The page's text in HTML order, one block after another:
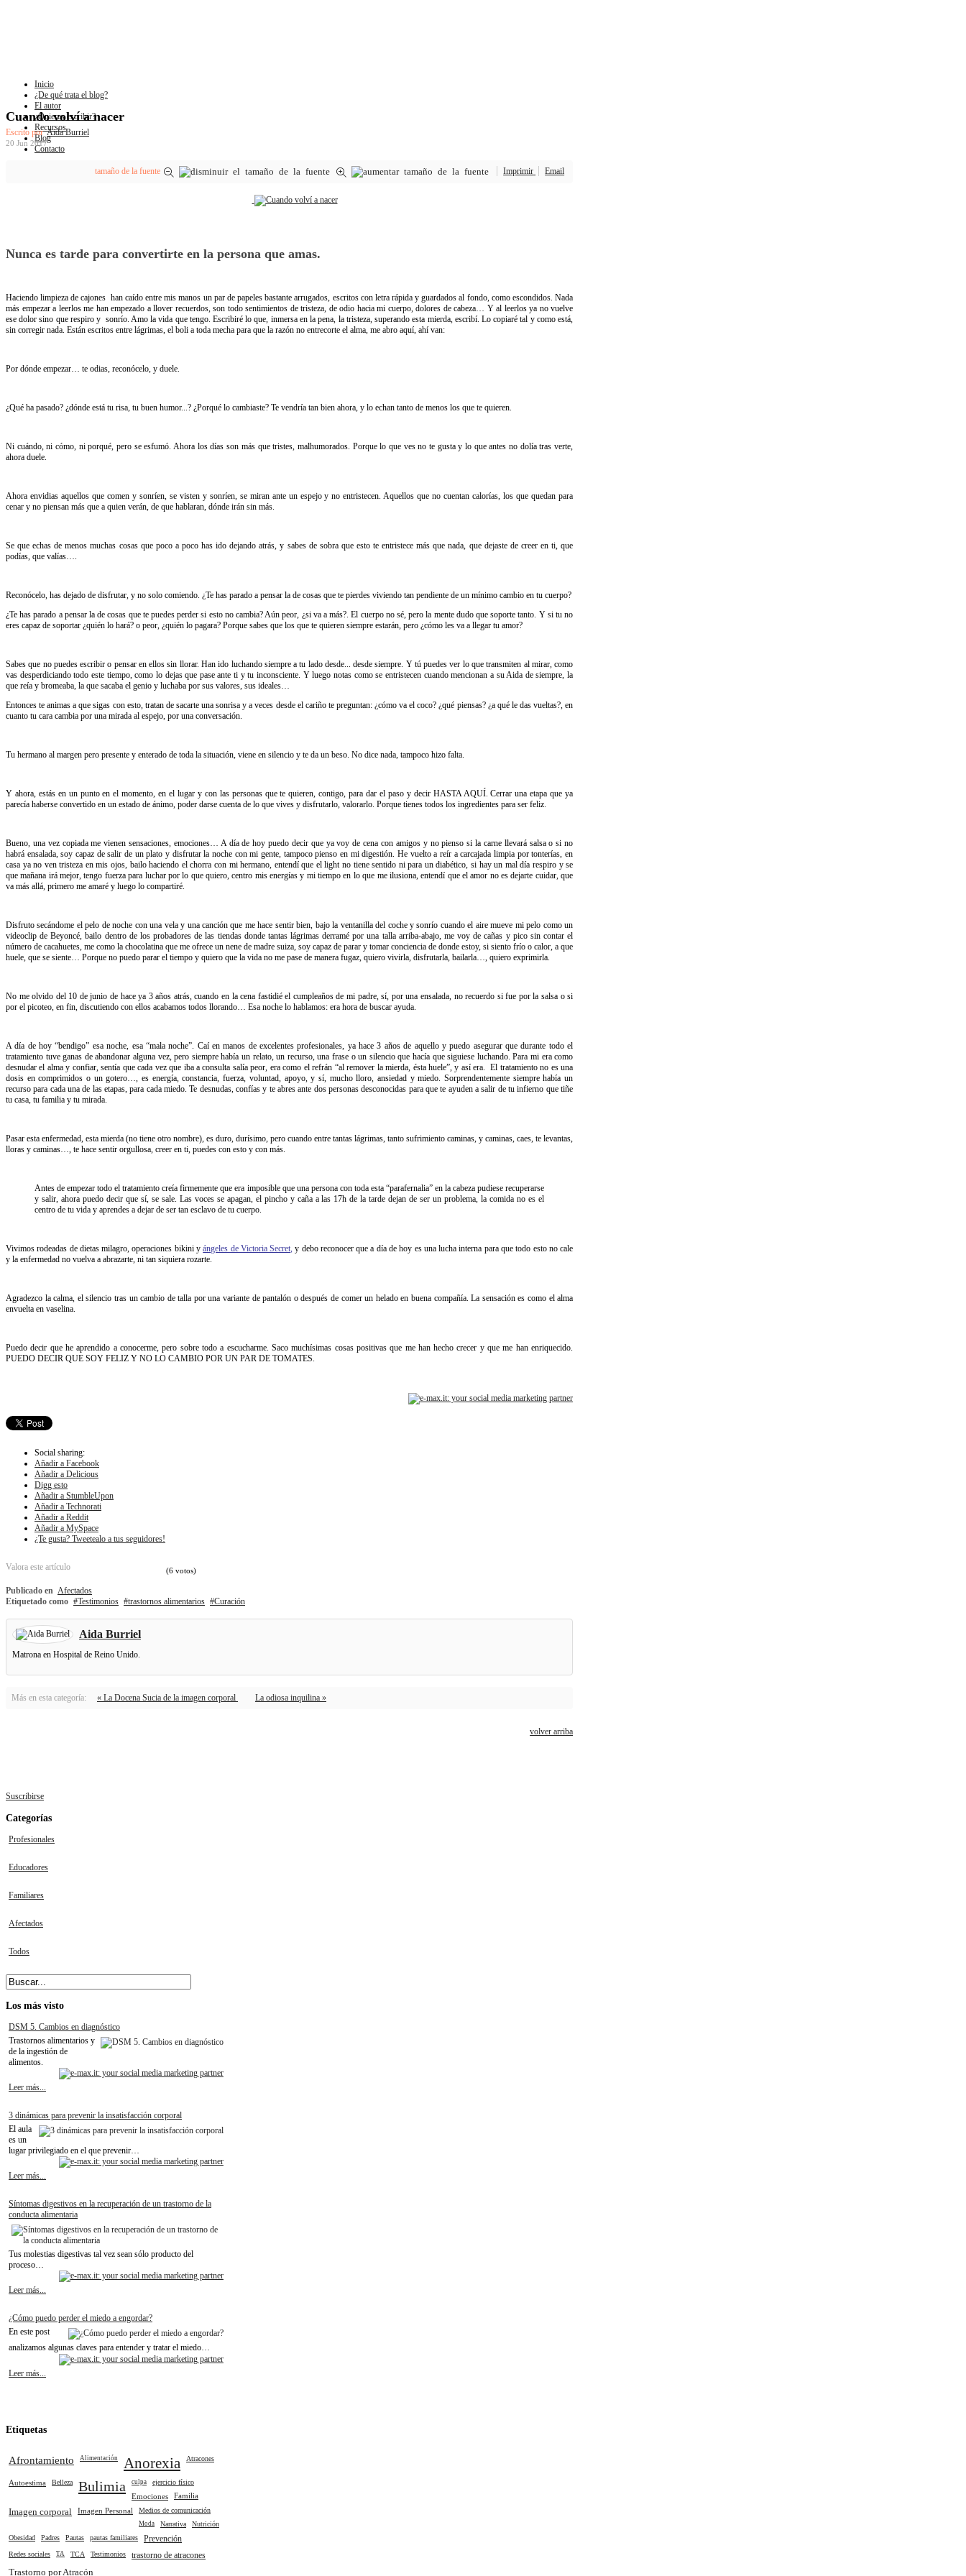
Inicio
¿De qué trata el blog?
El autor
¿Quieres escribir?
Recursos
Blog
Contacto
Cuando volví a nacer
Escrito por Aida Burriel
20 Jun 2017
tamaño de la fuente Imprimir Email
Nunca es tarde para convertirte en la persona que amas.
Haciendo limpieza de cajones han caído entre mis manos un par de papeles bastante arrugados, escritos con letra rápida y guardados al fondo, como escondidos. Nada
más empezar a leerlos me han empezado a llover recuerdos, son todo sentimientos de tristeza, de odio hacia mi cuerpo, dolores de cabeza… Y al leerlos ya no vuelve
ese dolor sino que respiro y sonrío. Amo la vida que tengo. Escribiré lo que, inmersa en la pena, la tristeza, superando esta mierda, escribí. Lo copiaré tal y como está,
sin corregir nada. Están escritos entre lágrimas, el boli a toda mecha para que la razón no entrecorte el alma, me abro aquí, ahí van:
Por dónde empezar… te odias, reconócelo, y duele.
¿Qué ha pasado? ¿dónde está tu risa, tu buen humor...? ¿Porqué lo cambiaste? Te vendría tan bien ahora, y lo echan tanto de menos los que te quieren.
Ni cuándo, ni cómo, ni porqué, pero se esfumó. Ahora los días son más que tristes, malhumorados. Porque lo que ves no te gusta y lo que antes no dolía tras verte,
ahora duele.
Ahora envidias aquellos que comen y sonríen, se visten y sonríen, se miran ante un espejo y no entristecen. Aquellos que no cuentan calorías, los que quedan para
cenar y no piensan más que a quien verán, de que hablaran, dónde irán sin más.
Se que echas de menos muchas cosas que poco a poco has ido dejando atrás, y sabes de sobra que esto te entristece más que nada, que dejaste de creer en ti, que
podías, que valías….
Reconócelo, has dejado de disfrutar, y no solo comiendo. ¿Te has parado a pensar la de cosas que te pierdes viviendo tan pendiente de un mínimo cambio en tu cuerpo?
¿Te has parado a pensar la de cosas que te puedes perder si esto no cambia? Aún peor, ¿si va a más?. El cuerpo no sé, pero la mente dudo que soporte tanto. Y si tu no
eres capaz de soportar ¿quién lo hará? o peor, ¿quién lo pagara? Porque sabes que los que te quieren siempre estarán, pero ¿cómo les va a llegar tu amor?
Sabes que no puedes escribir o pensar en ellos sin llorar. Han ido luchando siempre a tu lado desde... desde siempre. Y tú puedes ver lo que transmiten al mirar, como
vas desperdiciando todo este tiempo, como lo dejas que pase ante ti y tu inconsciente. Y luego notas como se entristecen cuando mencionan a su Aida de siempre, la
que reía y bromeaba, la que sacaba el genio y luchaba por sus valores, sus ideales…
Entonces te animas a que sigas con esto, tratan de sacarte una sonrisa y a veces desde el cariño te preguntan: ¿cómo va el coco? ¿qué piensas? ¿a qué le das vueltas?, en
cuanto tu cara cambia por una mirada al espejo, por una conversación.
Tu hermano al margen pero presente y enterado de toda la situación, viene en silencio y te da un beso. No dice nada, tampoco hizo falta.
Y ahora, estás en un punto en el momento, en el lugar y con las personas que te quieren, contigo, para dar el paso y decir HASTA AQUÍ. Cerrar una etapa que ya
parecía haberse convertido en un estado de ánimo, poder darse cuenta de lo que vives y disfrutarlo, valorarlo. Porque tienes todos los ingredientes para ser feliz.
Bueno, una vez copiada me vienen sensaciones, emociones… A día de hoy puedo decir que ya voy de cena con amigos y no pienso si la carne llevará salsa o si no
habrá ensalada, soy capaz de salir de un plato y disfrutar la noche con mi gente, tampoco pienso en mi digestión. He vuelto a reír a carcajada limpia por tonterías, en
casa ya no ven tristeza en mis ojos, bailo haciendo el chorra con mi hermano, entendí que el light no tiene sentido ni para un diabético, si hay un mal día respiro y se
que mañana irá mejor, tengo fuerza para luchar por lo que quiero, centro mis energías y mi tiempo en lo que me ilusiona, entendí que el amor no es dejarte cuidar, que
va más allá, primero me amaré y luego lo compartiré.
Disfruto secándome el pelo de noche con una vela y una canción que me hace sentir bien, bajo la ventanilla del coche y sonrío cuando el aire mueve mi pelo como un
videoclip de Beyoncé, bailo dentro de los probadores de las tiendas donde tantas lágrimas derramé por una talla arriba-abajo, me voy de cañas y pico sin contar el
número de cacahuetes, me como la chocolatina que me ofrece un nene de madre suiza, soy capaz de parar y tomar conciencia de donde estoy, si siento frío o calor, a que
huele, que se siente… Porque no puedo parar el tiempo y quiero que la vida no me pase de manera fugaz, quiero vivirla, disfrutarla, bailarla…, quiero exprimirla.
No me olvido del 10 de junio de hace ya 3 años atrás, cuando en la cena fastidié el cumpleaños de mi padre, sí, por una ensalada, no recuerdo si fue por la salsa o si
por el picoteo, en fin, discutiendo con ellos acabamos todos llorando… Esa noche lo hablamos: era hora de buscar ayuda.
A día de hoy “bendigo” esa noche, esa “mala noche”. Caí en manos de excelentes profesionales, ya hace 3 años de aquello y puedo asegurar que durante todo el
tratamiento tuve ganas de abandonar alguna vez, pero siempre había un relato, un recurso, una frase o un silencio que hacía que siguiese luchando. Para mi era como
desnudar el alma y confiar, sentía que cada vez que iba a consulta salía peor, era como el refrán “al remover la mierda, ésta huele”, y así era. El tratamiento no es una
dosis en comprimidos o un gotero…, es energía, constancia, fuerza, voluntad, apoyo, y sí, mucho lloro, ansiedad y miedo. Sorprendentemente siempre había un
recurso para cada una de las etapas, para cada miedo. Te desnudas, confías y te abres ante dos personas desconocidas para que te ayuden a salir de tu infierno que tiñe
tu casa, tu familia y tu mirada.
Pasar esta enfermedad, esta mierda (no tiene otro nombre), es duro, durísimo, pero cuando entre tantas lágrimas, tanto sufrimiento caminas, y caminas, caes, te levantas,
lloras y caminas…, te hace sentir orgullosa, creer en ti, puedes con esto y con más.
Antes de empezar todo el tratamiento creía firmemente que era imposible que una persona con toda esta “parafernalia” en la cabeza pudiese recuperarse
y salir, ahora puedo decir que sí, se sale. Las voces se apagan, el pincho y caña a las 17h de la tarde dejan de ser un problema, la comida no es el
centro de tu vida y aprendes a dejar de ser tan esclavo de tu cuerpo.
Vivimos rodeadas de dietas milagro, operaciones bikini yángeles de Victoria Secret, y debo reconocer que a día de hoy es una lucha interna para que todo esto no cale
y la enfermedad no vuelva a abrazarte, ni tan siquiera rozarte.
Agradezco la calma, el silencio tras un cambio de talla por una variante de pantalón o después de comer un helado en buena compañía. La sensación es como el alma
envuelta en vaselina.
Puedo decir que he aprendido a conocerme, pero sobre todo a escucharme. Saco muchísimas cosas positivas que me han hecho crecer y que me han enriquecido.
PUEDO DECIR QUE SOY FELIZ Y NO LO CAMBIO POR UN PAR DE TOMATES.
Social sharing:
Añadir a Facebook
Añadir a Delicious
Digg esto
Añadir a StumbleUpon
Añadir a Technorati
Añadir a Reddit
Añadir a MySpace
¿Te gusta? Tweetealo a tus seguidores!
Valora este artículo (6 votos)
Publicado en Afectados
Etiquetado como
Testimonios trastornos alimentarios Curación
Aida Burriel
Matrona en Hospital de Reino Unido.
Más en esta categoría: « La Docena Sucia de la imagen corporal La odiosa inquilina »
volver arriba
Suscribirse
Categorías
Profesionales
Educadores
Familiares
Afectados
Todos
Los más visto
DSM 5. Cambios en diagnóstico
Trastornos alimentarios y
de la ingestión de
alimentos.
Leer más...
3 dinámicas para prevenir la insatisfacción corporal
El aula
es un
lugar privilegiado en el que prevenir…
Leer más...
Síntomas digestivos en la recuperación de un trastorno de la
conducta alimentaria
Tus molestias digestivas tal vez sean sólo producto del
proceso…
Leer más...
¿Cómo puedo perder el miedo a engordar?
En este post
analizamos algunas claves para entender y tratar el miedo…
Leer más...
Etiquetas
Afrontamiento Alimentación Anorexia Atracones
Autoestima Belleza Bulimia culpa ejercicio físico
Emociones Familia
Imagen corporal Imagen Personal Medios de comunicación
Moda Narrativa
Nutrición
Obesidad
Padres Pautas pautas familiares Prevención
Redes sociales TA TCA Testimonios trastorno de atracones
Trastorno por Atracón